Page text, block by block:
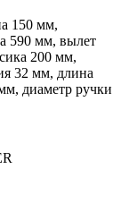
150 мм,
590 мм, вылет
200 мм,
32 мм, длина
диаметр ручки